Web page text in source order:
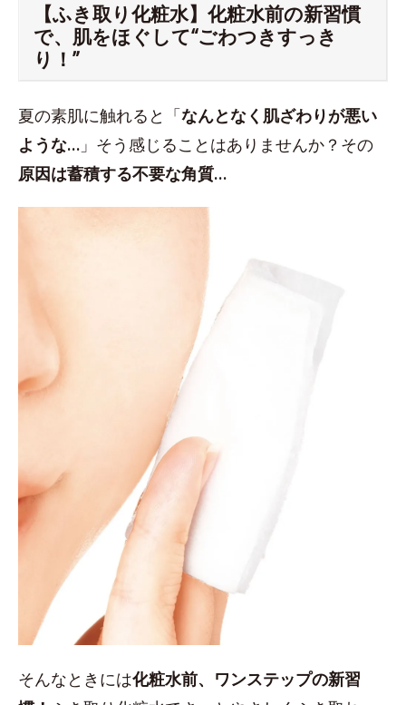
【ふき取り化粧水】化粧水前の新習慣
で、肌をほぐして“ごわつきすっき
り！”
夏の素肌に触れると「なんとなく肌ざわりが悪い
ような… 」そう感じることはありませんか？その
原因は蓄積する不要な角質…
そんなときには化粧水前、ワンステップの新習